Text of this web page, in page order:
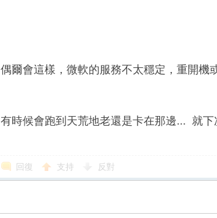
偶爾會這樣，微軟的服務不太穩定，重開機
有時候會跑到天荒地老還是卡在那邊... 就下
回復 支持 反對